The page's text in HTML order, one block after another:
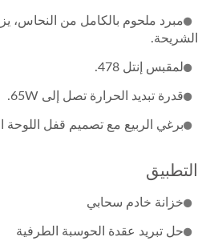
مبرد ملحوم بالكامل من النحاس،
الشريحة.
لمقبس إنتل 478.
قدرة تبديد الحرارة تصل إلى 65W.
برغي الربيع مع تصميم قفل اللوحة
التطبيق
خزانة خادم سحابي
حل تبريد عقدة الحوسبة الطرفية